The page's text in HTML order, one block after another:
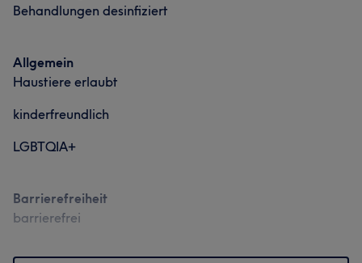
Behandlungen desinfiziert
Allgemein
Haustiere erlaubt
kinderfreundlich
LGBTQIA+
Barrierefreiheit
barrierefrei